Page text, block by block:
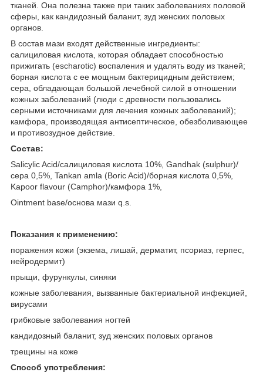
тканей. Она полезна также при таких заболеваниях половой
сферы, как кандидозный баланит, зуд женских половых
органов.
В состав мази входят действенные ингредиенты:
салициловая кислота, которая обладает способностью
прижигать (escharotic) воспаления и удалять воду из тканей;
борная кислота с ее мощным бактерицидным действием;
сера, обладающая большой лечебной силой в отношении
кожных заболеваний (люди с древности пользовались
серными источниками для лечения кожных заболеваний);
камфора, производящая антисептическое, обезболивающее
и противозудное действие.
Состав:
Salicylic Acid/салициловая кислота 10%, Gandhak (sulphur)/
сера 0,5%, Tankan amla (Boric Acid)/борная кислота 0,5%,
Kapoor flavour (Camphor)/камфора 1%,
Ointment base/основа мази q.s.
Показания к применению:
поражения кожи (экзема, лишай, дерматит, псориаз, герпес,
нейродермит)
прыщи, фурункулы, синяки
кожные заболевания, вызванные бактериальной инфекцией,
вирусами
грибковые заболевания ногтей
кандидозный баланит, зуд женских половых органов
трещины на коже
Способ употребления: